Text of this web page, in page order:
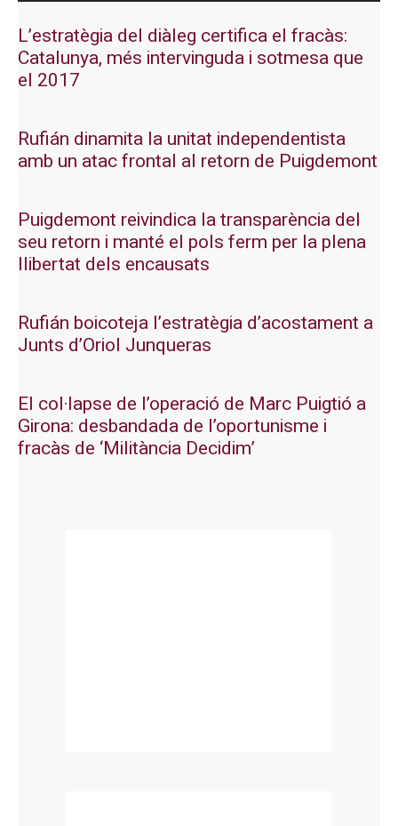
L’estratègia del diàleg certifica el fracàs:
Catalunya, més intervinguda i sotmesa que
el 2017
Rufián dinamita la unitat independentista
amb un atac frontal al retorn de Puigdemont
Puigdemont reivindica la transparència del
seu retorn i manté el pols ferm per la plena
llibertat dels encausats
Rufián boicoteja l’estratègia d’acostament a
Junts d’Oriol Junqueras
El col·lapse de l’operació de Marc Puigtió a
Girona: desbandada de l’oportunisme i
fracàs de ‘Militància Decidim’